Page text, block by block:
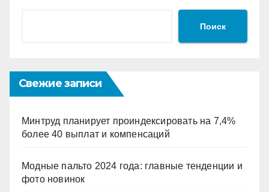
Поиск
Свежие записи
Минтруд планирует проиндексировать на 7,4%
более 40 выплат и компенсаций
Модные пальто 2024 года: главные тенденции и
фото новинок